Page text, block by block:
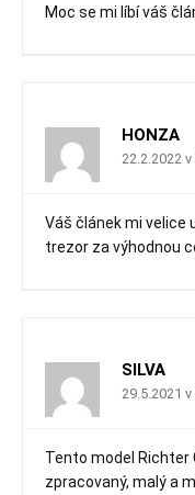
Moc se mi líbí váš
HONZA
22.2.2022
Váš článek mi velice
trezor za výhodnou
SILVA
29.5.2021
Tento model Richter
zpracovaný, malý a